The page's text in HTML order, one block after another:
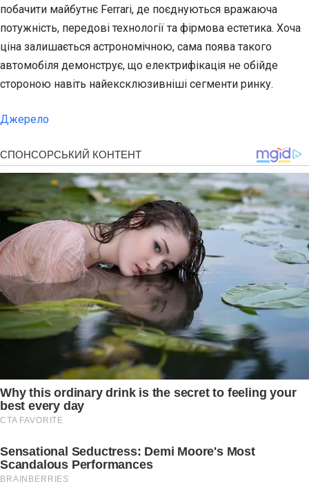
побачити майбутнє Ferrari, де поєднуються вражаюча
потужність, передові технології та фірмова естетика. Хоча
ціна залишається астрономічною, сама поява такого
автомобіля демонструє, що електрифікація не обійде
стороною навіть найексклюзивніші сегменти ринку.
Джерело